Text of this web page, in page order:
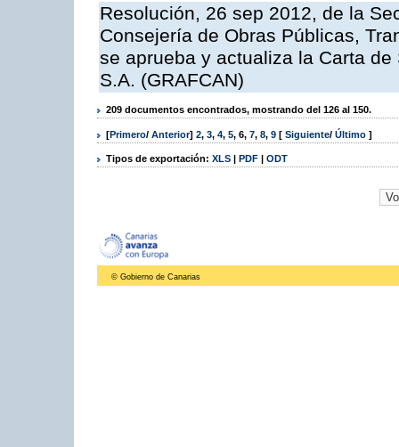
Resolución, 26 sep 2012, de la
Consejería de Obras Públicas,
se aprueba y actualiza la Carta
S.A. (GRAFCAN)
209 documentos encontrados, mostrando del 126 al 150.
[Primero/ Anterior] 2, 3, 4, 5, 6, 7, 8, 9 [ Siguiente/ Último ]
Tipos de exportación: XLS | PDF | ODT
© Gobierno de Canarias